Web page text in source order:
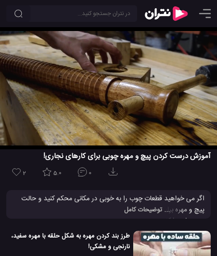
آموزش درست کردن پیچ و مهره چوبی برای کارهای نجاری!
2 5.0 0
اگر می خواهید قطعات چوب را به خوبی در مکانی محکم کنید و حالت
پیچ و مهره برای آن ایجاد کنید، این ترفند عالی به شما کمک می کند تا
چوب را به شکل پیچ در آورید و برای پیچیدن آن درون یک مهره چوبی
نیزایدهکاربردی دارد.
# آموزش نجاری # ابزار کاربردی برای نجاری
... توضیحات کامل
طرز بند کردن مهره به شکل حلقه با مهره سفید،
نارنجی و مشکی!